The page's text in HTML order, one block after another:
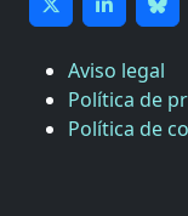
Aviso legal
Política de
Política de